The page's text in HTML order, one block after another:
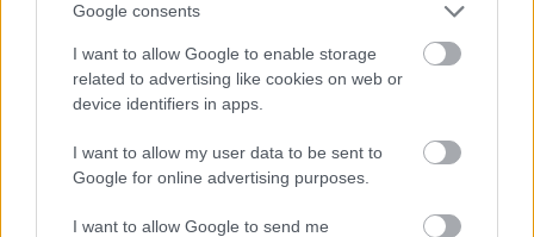
Google consents
I want to allow Google to enable storage
related to advertising like cookies on web or
device identifiers in apps.
I want to allow my user data to be sent to
Google for online advertising purposes.
I want to allow Google to send me
ΠΕΜ, 07 ΜΑΪ 2026
Ford: Συζητήσεις με μεγάλη κινεζική φίρμα για
την πώληση του εργοστασίου στη Βαλένθια